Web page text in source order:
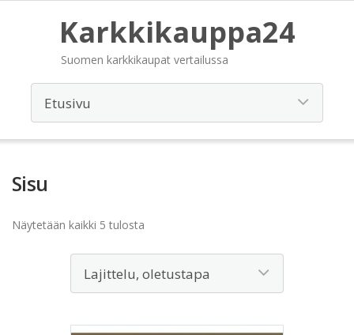
Karkkikauppa24
Suomen karkkikaupat vertailussa
Sisu
Näytetään kaikki 5 tulosta